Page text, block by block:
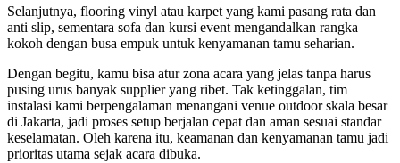
Selanjutnya, flooring vinyl atau karpet yang kami pasang rata dan
anti slip, sementara sofa dan kursi event mengandalkan rangka
kokoh dengan busa empuk untuk kenyamanan tamu seharian.
Dengan begitu, kamu bisa atur zona acara yang jelas tanpa harus
pusing urus banyak supplier yang ribet. Tak ketinggalan, tim
instalasi kami berpengalaman menangani venue outdoor skala besar
di Jakarta, jadi proses setup berjalan cepat dan aman sesuai standar
keselamatan. Oleh karena itu, keamanan dan kenyamanan tamu jadi
prioritas utama sejak acara dibuka.